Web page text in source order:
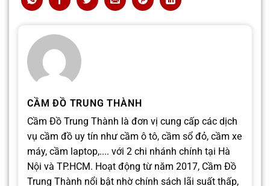
CẦM ĐỒ TRUNG THÀNH
Cầm Đồ Trung Thành là đơn vị cung cấp các dịch
vụ cầm đồ uy tín như cầm ô tô, cầm sổ đỏ, cầm xe
máy, cầm laptop,.... với 2 chi nhánh chính tại Hà
Nội và TP.HCM. Hoạt động từ năm 2017, Cầm Đồ
Trung Thành nổi bật nhờ chính sách lãi suất thấp,